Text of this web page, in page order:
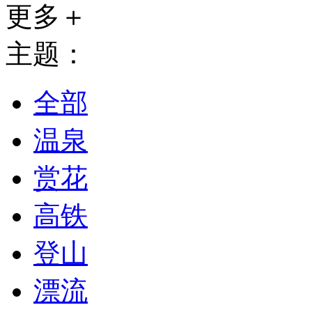
更多＋
主题：
全部
温泉
赏花
高铁
登山
漂流